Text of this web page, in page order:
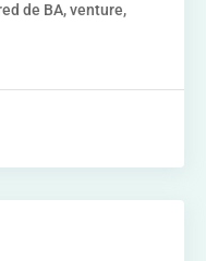
de BA, venture,